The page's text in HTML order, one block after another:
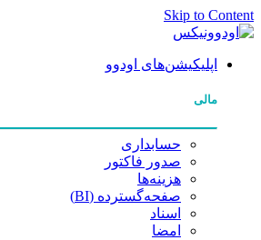
Skip to Content
اپلیکیشن‌های اودوو
مالی
حسابداری
صدور فاکتور
هزینه‌ها
صفحه‌گسترده (BI)
اسناد
امضا